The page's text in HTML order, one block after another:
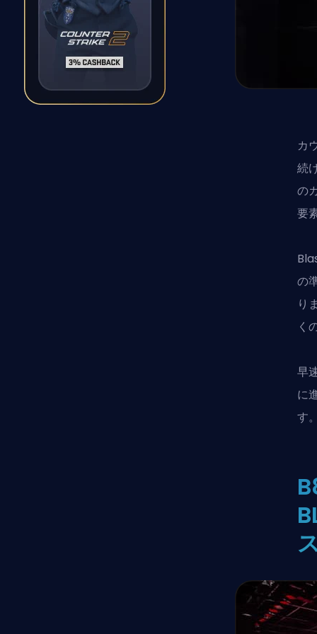
カ
続
の
要
の
り
く
早
に
す